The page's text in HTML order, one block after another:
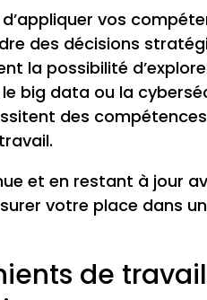
vos
des décisions
la possibilité
big data ou la
des
et en restant à jour
votre place dans
de